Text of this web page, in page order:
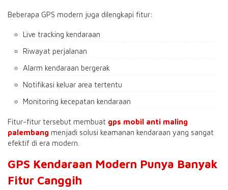
Beberapa GPS modern juga dilengkapi fitur:
Live tracking kendaraan
Riwayat perjalanan
Alarm kendaraan bergerak
Notifikasi keluar area tertentu
Monitoring kecepatan kendaraan
Fitur-fitur tersebut membuat gps mobil anti maling
palembang menjadi solusi keamanan kendaraan yang sangat
efektif di era modern.
GPS Kendaraan Modern Punya Banyak
Fitur Canggih